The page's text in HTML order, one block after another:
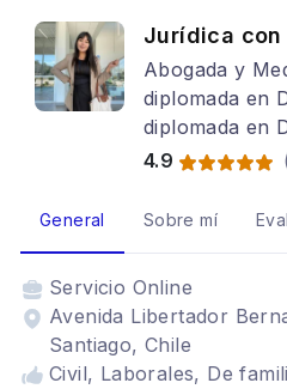
Jurídica
Abogada y
diplomada en
diplomada en
4.9
General Sobre mí
Servicio Online
Avenida Libertador
Santiago, Chile
Civil, Laborales, De